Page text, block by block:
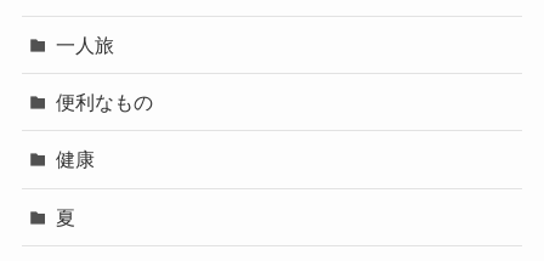
一人旅
便利なもの
健康
夏